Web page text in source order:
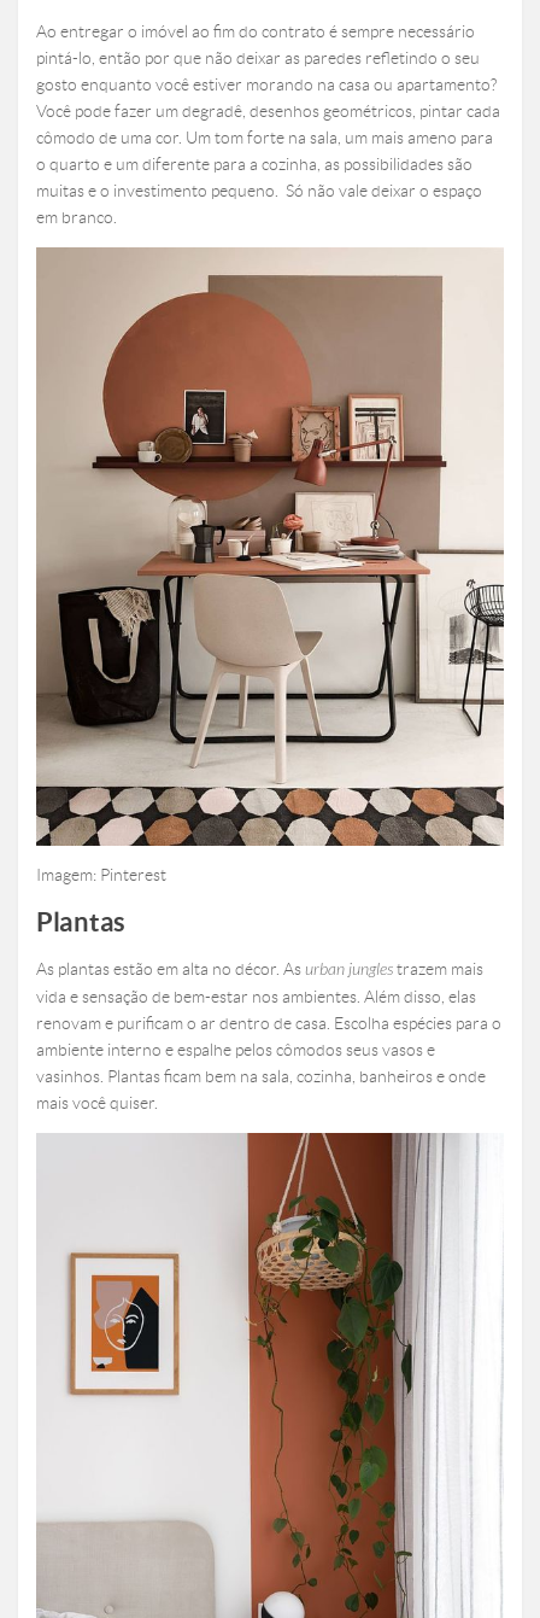
Ao entregar o imóvel ao fim do contrato é sempre necessário
pintá-lo, então por que não deixar as paredes refletindo o seu
gosto enquanto você estiver morando na casa ou apartamento?
Você pode fazer um degradê, desenhos geométricos, pintar cada
cômodo de uma cor. Um tom forte na sala, um mais ameno para
o quarto e um diferente para a cozinha, as possibilidades são
muitas e o investimento pequeno. Só não vale deixar o espaço
em branco.
Imagem: Pinterest
Plantas
As plantas estão em alta no décor. Asurban junglestrazem mais
vida e sensação de bem-estar nos ambientes. Além disso, elas
renovam e purificam o ar dentro de casa. Escolha espécies para o
ambiente interno e espalhe pelos cômodos seus vasos e
vasinhos. Plantas ficam bem na sala, cozinha, banheiros e onde
mais você quiser.